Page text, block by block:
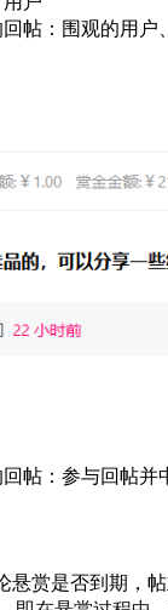
帖：围观的用
帖：参与回帖并
悬赏是否到期，